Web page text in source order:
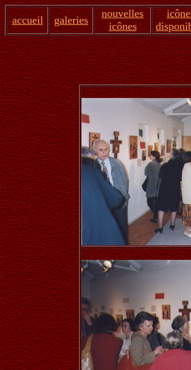
accueil galeries
nouvelles
icônes